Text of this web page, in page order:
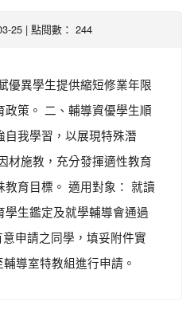
25 | 點閱數： 244
優異學生提供縮短修業年限
策。 二、輔導資優學生順
我學習，以展現特殊潛
材施教，充分發揮適性教育
育目標。 適用對象： 就讀
生鑑定及就學輔導會通過
申請之同學，填妥附件實
導室特教組進行申請。